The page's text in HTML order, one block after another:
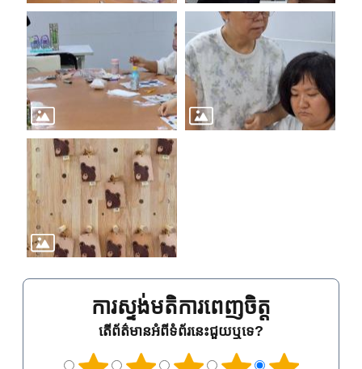
ការស្ទង់មតិការពេញចិត្ត
តើព័ត៌មានអំពីទំព័រនេះជួយឬទេ?